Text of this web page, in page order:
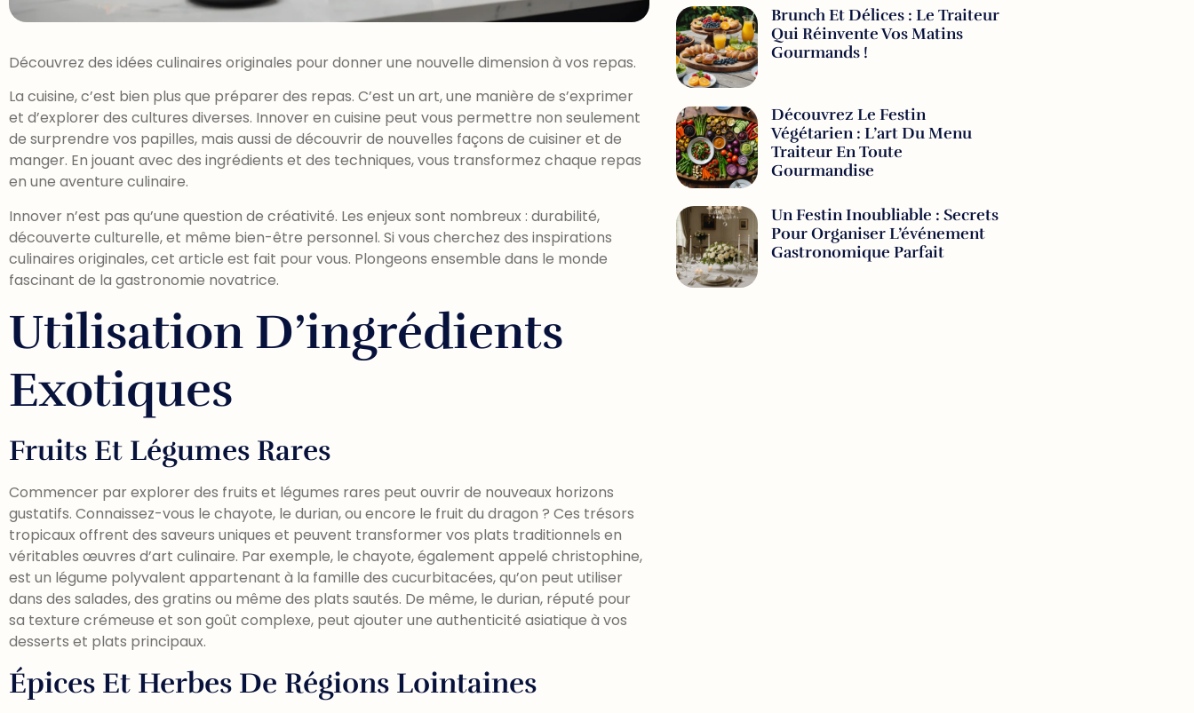
Découvrez des idées culinaires originales pour donner une nouvelle dimension à vos repas.
La cuisine, c’est bien plus que préparer des repas. C’est un art, une manière de s’exprimer
et d’explorer des cultures diverses. Innover en cuisine peut vous permettre non seulement
de surprendre vos papilles, mais aussi de découvrir de nouvelles façons de cuisiner et de
manger. En jouant avec des ingrédients et des techniques, vous transformez chaque repas
en une aventure culinaire.
Innover n’est pas qu’une question de créativité. Les enjeux sont nombreux : durabilité,
découverte culturelle, et même bien-être personnel. Si vous cherchez des inspirations
culinaires originales, cet article est fait pour vous. Plongeons ensemble dans le monde
fascinant de la gastronomie novatrice.
Utilisation D’ingrédients
Exotiques
Fruits Et Légumes Rares
Commencer par explorer des fruits et légumes rares peut ouvrir de nouveaux horizons
gustatifs. Connaissez-vous le chayote, le durian, ou encore le fruit du dragon ? Ces trésors
tropicaux offrent des saveurs uniques et peuvent transformer vos plats traditionnels en
véritables œuvres d’art culinaire. Par exemple, le chayote, également appelé christophine,
est un légume polyvalent appartenant à la famille des cucurbitacées, qu’on peut utiliser
dans des salades, des gratins ou même des plats sautés. De même, le durian, réputé pour
sa texture crémeuse et son goût complexe, peut ajouter une authenticité asiatique à vos
desserts et plats principaux.
Épices Et Herbes De Régions Lointaines
Brunch Et Délices : Le Traiteur
Qui Réinvente Vos Matins
Gourmands !
Découvrez Le Festin
Végétarien : L’art Du Menu
Traiteur En Toute
Gourmandise
Un Festin Inoubliable : Secrets
Pour Organiser L’événement
Gastronomique Parfait